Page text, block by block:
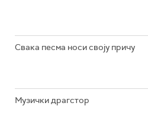
Свака песма носи своју причу
Музички драгстор